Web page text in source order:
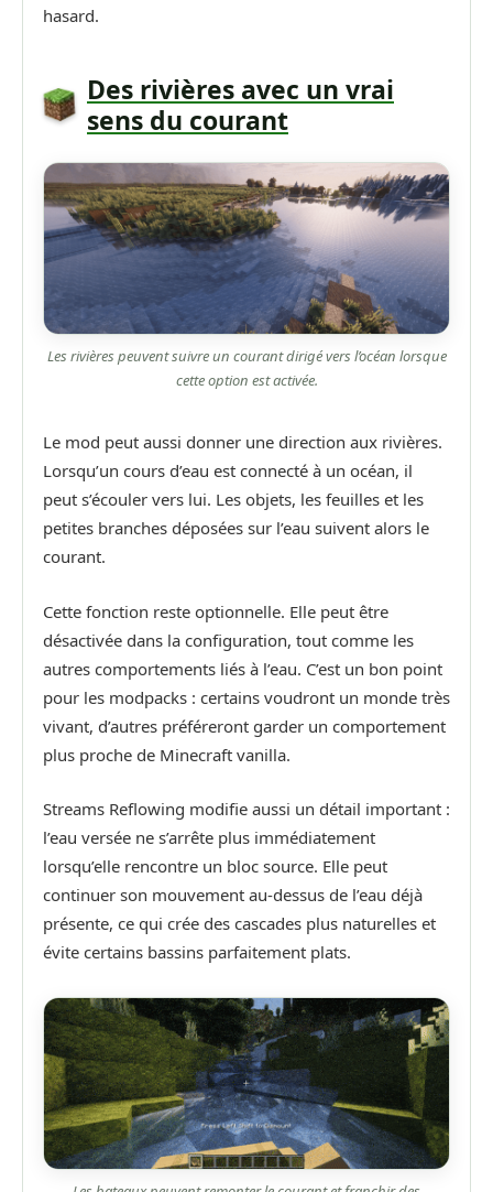
hasard.
Des rivières avec un vrai
sens du courant
Les rivières peuvent suivre un courant dirigé vers l’océan lorsque
cette option est activée.
Le mod peut aussi donner une direction aux rivières.
Lorsqu’un cours d’eau est connecté à un océan, il
peut s’écouler vers lui. Les objets, les feuilles et les
petites branches déposées sur l’eau suivent alors le
courant.
Cette fonction reste optionnelle. Elle peut être
désactivée dans la configuration, tout comme les
autres comportements liés à l’eau. C’est un bon point
pour les modpacks : certains voudront un monde très
vivant, d’autres préféreront garder un comportement
plus proche de Minecraft vanilla.
Streams Reflowing modifie aussi un détail important :
l’eau versée ne s’arrête plus immédiatement
lorsqu’elle rencontre un bloc source. Elle peut
continuer son mouvement au-dessus de l’eau déjà
présente, ce qui crée des cascades plus naturelles et
évite certains bassins parfaitement plats.